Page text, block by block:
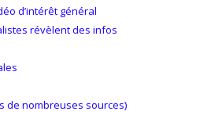
d’intérêt général
révèlent des infos
de nombreuses sources)